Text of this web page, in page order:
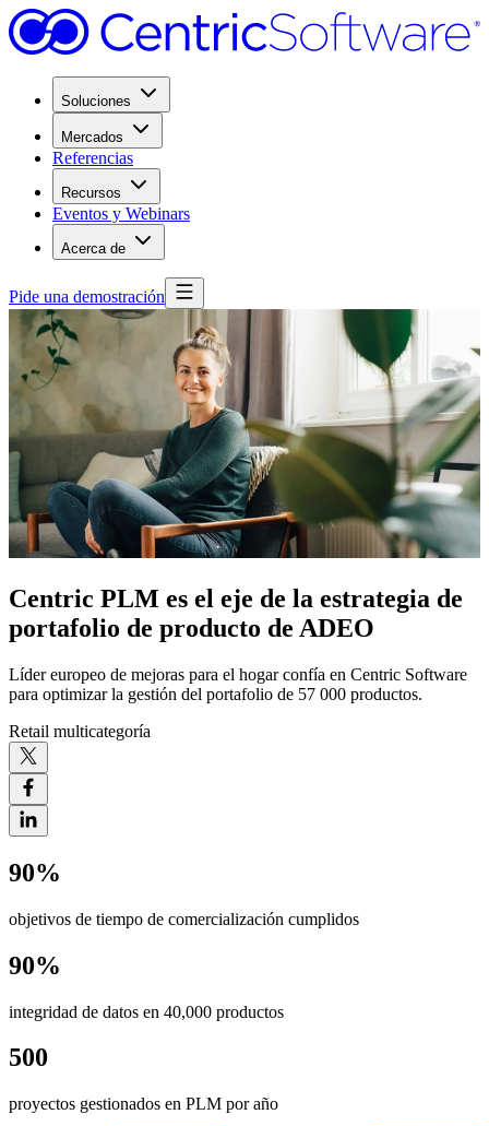
Soluciones
Mercados
Referencias
Recursos
Eventos y Webinars
Acerca de
Pide una demostración
Centric PLM es el eje de la estrategia de
portafolio de producto de ADEO
Líder europeo de mejoras para el hogar confía en Centric Software
para optimizar la gestión del portafolio de 57 000 productos.
Retail multicategoría
90%
objetivos de tiempo de comercialización cumplidos
90%
integridad de datos en 40,000 productos
500
proyectos gestionados en PLM por año